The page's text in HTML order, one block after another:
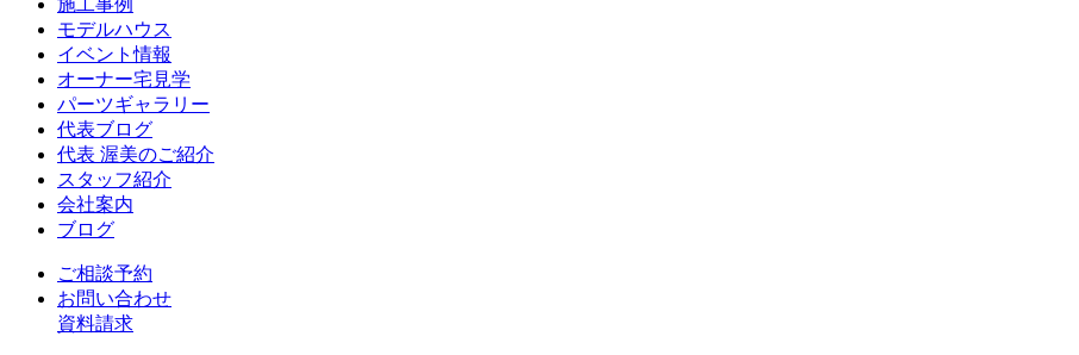
施工事例
モデルハウス
イベント情報
オーナー宅見学
パーツギャラリー
代表ブログ
代表 渥美のご紹介
スタッフ紹介
会社案内
ブログ
ご相談予約
お問い合わせ
資料請求